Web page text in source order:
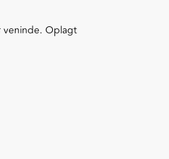
veninde. Oplagt